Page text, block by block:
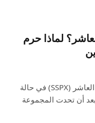
لماذا حرم
أعلن الفاتيكان أن جمعية القديس بيوس العاشر (SSPX) في حالة
بعد أن تحدت المجموعة